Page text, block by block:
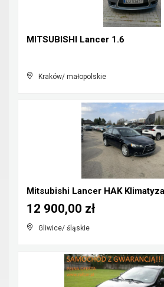
MITSUBISHI Lancer 1.6
Kraków/ małopolskie
Mitsubishi Lancer HAK
Gliwice/ śląskie
12 900,00 zł